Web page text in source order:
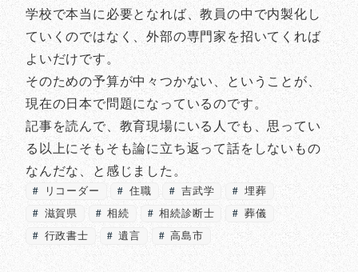
学校で本当に必要となれば、教員の中で内製化し
ていくのではなく、外部の専門家を招いてくれば
よいだけです。
そのための予算が中々つかない、ということが、
現在の日本で問題になっているのです。
記事を読んで、教育現場にいる人でも、思ってい
る以上にそもそも論に立ち返って話をしないもの
なんだな、と感じました。
リコーダー 住職 吉武学
埋葬
滋賀県
相続 相続診断士
葬儀
行政書士
遺言 高島市